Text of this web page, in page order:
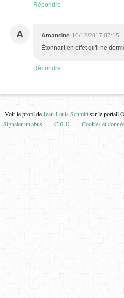
Répondre
A Amandine 10/12/2017 07:15
Étonnant en effet qu'il ne
Répondre
Voir le profil deJean-Louis Schmittsur le portail
Signaler un abus
C.G.U. Cookies et